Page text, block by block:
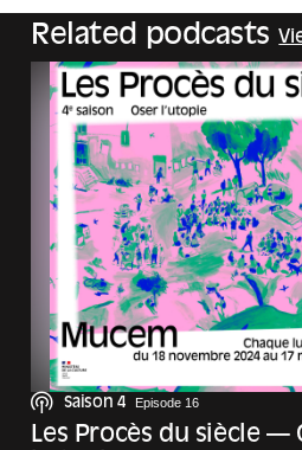
Related podcasts
Saison 4 Episode 16
Les Procès du siècle —